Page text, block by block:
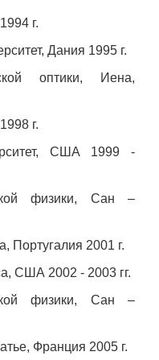
г.
Дания 1995 г.
оптики, Иена,
г.
США 1999 -
физики, Сан –
Португалия 2001 г.
США 2002 - 2003 гг.
физики, Сан –
Франция 2005 г.